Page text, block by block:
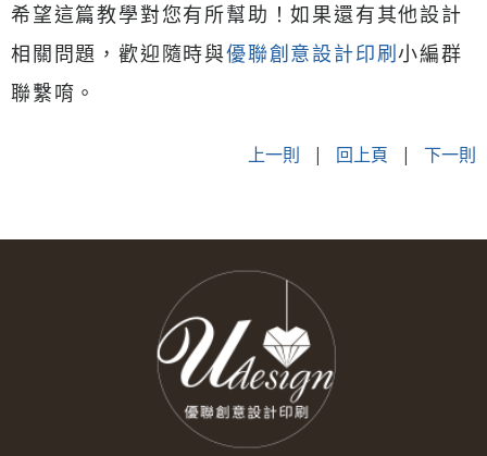
希望這篇教學對您有所幫助！如果還有其他設計
相關問題，歡迎隨時與優聯創意設計印刷小編群
聯繫唷。
上一則 | 回上頁 | 下一則